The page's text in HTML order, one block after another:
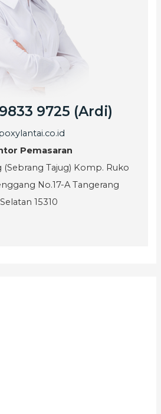
9725 (Ardi)
Pemasaran
(Sebrang Tajug) Komp. Ruko
No.17-A Tangerang
Selatan 15310